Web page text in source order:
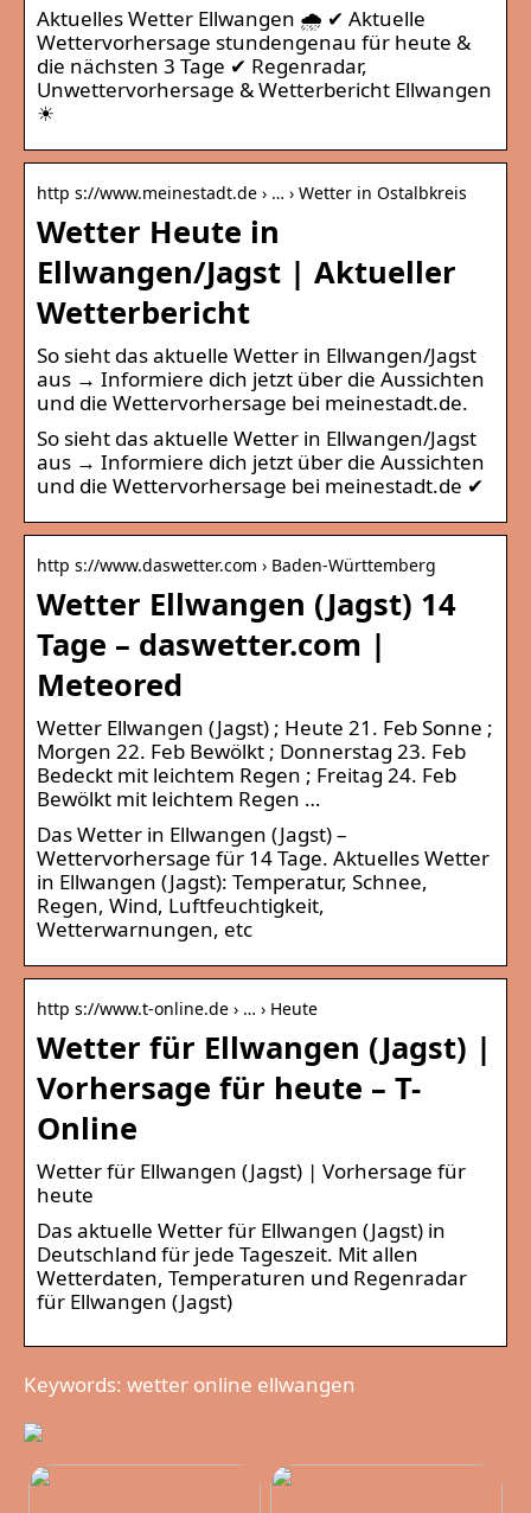
Aktuelles Wetter Ellwangen 🌧️ ✔ Aktuelle
Wettervorhersage stundengenau für heute &
die nächsten 3 Tage ✔ Regenradar,
Unwettervorhersage & Wetterbericht Ellwangen
☀
http s://www.meinestadt.de › … › Wetter in Ostalbkreis
Wetter Heute in
Ellwangen/Jagst | Aktueller
Wetterbericht
So sieht das aktuelle Wetter in Ellwangen/Jagst
aus → Informiere dich jetzt über die Aussichten
und die Wettervorhersage bei meinestadt.de.
So sieht das aktuelle Wetter in Ellwangen/Jagst
aus → Informiere dich jetzt über die Aussichten
und die Wettervorhersage bei meinestadt.de ✔
http s://www.daswetter.com › Baden-Württemberg
Wetter Ellwangen (Jagst) 14
Tage – daswetter.com |
Meteored
Wetter Ellwangen (Jagst) ; Heute 21. Feb Sonne ;
Morgen 22. Feb Bewölkt ; Donnerstag 23. Feb
Bedeckt mit leichtem Regen ; Freitag 24. Feb
Bewölkt mit leichtem Regen …
Das Wetter in Ellwangen (Jagst) –
Wettervorhersage für 14 Tage. Aktuelles Wetter
in Ellwangen (Jagst): Temperatur, Schnee,
Regen, Wind, Luftfeuchtigkeit,
Wetterwarnungen, etc
http s://www.t-online.de › … › Heute
Wetter für Ellwangen (Jagst) |
Vorhersage für heute – T-
Online
Wetter für Ellwangen (Jagst) | Vorhersage für
heute
Das aktuelle Wetter für Ellwangen (Jagst) in
Deutschland für jede Tageszeit. Mit allen
Wetterdaten, Temperaturen und Regenradar
für Ellwangen (Jagst)
Keywords: wetter online ellwangen